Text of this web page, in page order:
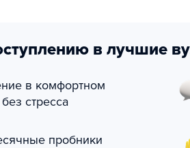
в лучшие
в комфортном
стресса
пробники